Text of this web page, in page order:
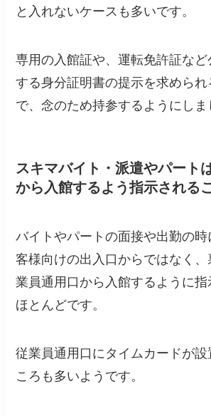
と入れないケースも多いです。
専用の入館証や、運転免許証な
する身分証明書の提示を求めら
で、念のため持参するようにしま
スキマバイト・派遣やパート
から入館するよう指示される
バイトやパートの面接や出勤の
客様向けの出入口からではなく、
業員通用口から入館するように
ほとんどです。
従業員通用口にタイムカードが設
ころも多いようです。